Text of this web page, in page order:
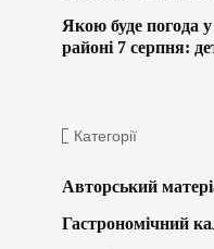
Якою буде погода
районі 7 серпня:
Категорії
Авторський
Гастрономічний